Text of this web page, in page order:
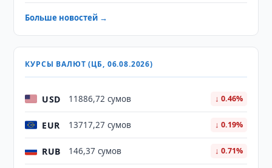
Больше новостей →
КУРСЫ ВАЛЮТ (ЦБ, 06.08.2026)
USD 11886,72 сумов ↓ 0.46%
EUR 13717,27 сумов ↓ 0.19%
RUB 146,37 сумов ↓ 0.71%